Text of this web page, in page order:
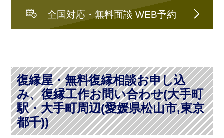
全国対応・無料面談 WEB予約
復縁屋・無料復縁相談お申し込
み、復縁工作お問い合わせ(大手町
駅・大手町周辺(愛媛県松山市,東京
都千))